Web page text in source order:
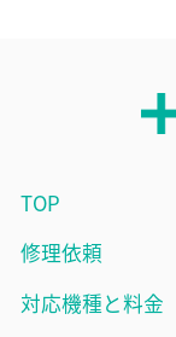
TOP
修理依頼
対応機種と料金